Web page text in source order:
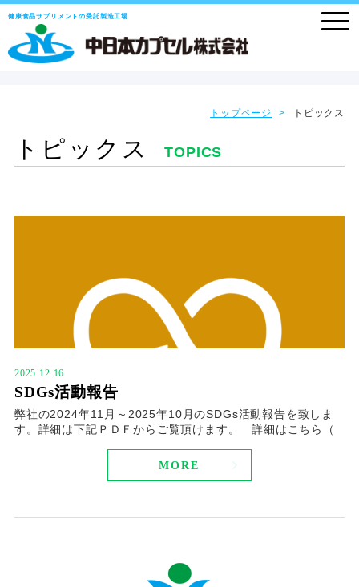
健康食品サプリメントの受託製造工場
トップページ トピックス
トピックス TOPICS
2025.12.16
SDGs活動報告
弊社の2024年11月～2025年10月のSDGs活動報告を致しま
す。詳細は下記ＰＤＦからご覧頂けます。 詳細はこちら（
MORE